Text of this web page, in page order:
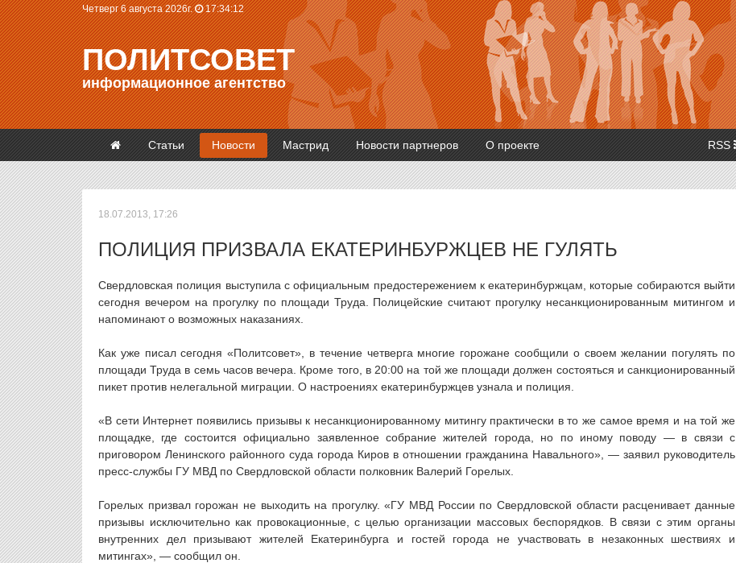
Четверг 6 августа 2026г. 17:34:12
ПОЛИТСОВЕТ
информационное агентство
Статьи Новости Мастрид Новости партнеров О проекте RSS
18.07.2013, 17:26
ПОЛИЦИЯ ПРИЗВАЛА ЕКАТЕРИНБУРЖЦЕВ НЕ ГУЛЯТЬ
Свердловская полиция выступила с официальным предостережением к екатеринбуржцам, которые собираются выйти
сегодня вечером на прогулку по площади Труда. Полицейские считают прогулку несанкционированным митингом и
напоминают о возможных наказаниях.
Как уже писал сегодня «Политсовет», в течение четверга многие горожане сообщили о своем желании погулять по
площади Труда в семь часов вечера. Кроме того, в 20:00 на той же площади должен состояться и санкционированный
пикет против нелегальной миграции. О настроениях екатеринбуржцев узнала и полиция.
«В сети Интернет появились призывы к несанкционированному митингу практически в то же самое время и на той же
площадке, где состоится официально заявленное собрание жителей города, но по иному поводу — в связи с
приговором Ленинского районного суда города Киров в отношении гражданина Навального», — заявил руководитель
пресс-службы ГУ МВД по Свердловской области полковник Валерий Горелых.
Горелых призвал горожан не выходить на прогулку. «ГУ МВД России по Свердловской области расценивает данные
призывы исключительно как провокационные, с целью организации массовых беспорядков. В связи с этим органы
внутренних дел призывают жителей Екатеринбурга и гостей города не участвовать в незаконных шествиях и
митингах», — сообщил он.